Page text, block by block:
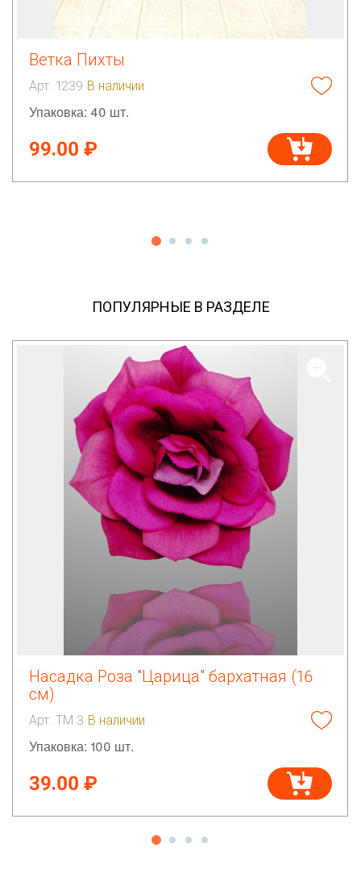
Ветка Пихты
Арт. 1239 В наличии
Упаковка: 40 шт.
99.00 ₽
ПОПУЛЯРНЫЕ В РАЗДЕЛЕ
Насадка Роза "Царица" бархатная (16
см)
Арт. ТМ 3 В наличии
Упаковка: 100 шт.
39.00 ₽